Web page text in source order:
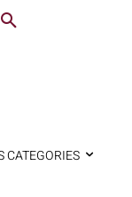
CATEGORIES